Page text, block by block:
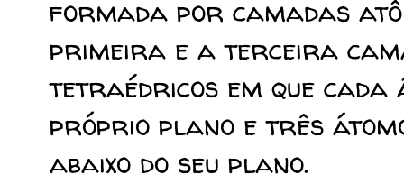
formada por camadas
primeira e a terceira
tetraédricos em que cada
próprio plano e três
abaixo do seu plano.